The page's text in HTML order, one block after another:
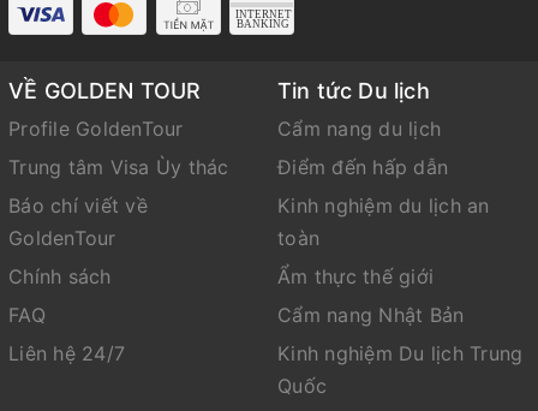
VỀ GOLDEN TOUR
Profile GoldenTour
Trung tâm Visa Ùy thác
Báo chí viết về
GoldenTour
Chính sách
FAQ
Liên hệ 24/7
Tin tức Du lịch
Cẩm nang du lịch
Điểm đến hấp dẫn
Kinh nghiệm du lịch an
toàn
Ẩm thực thế giới
Cẩm nang Nhật Bản
Kinh nghiệm Du lịch Trung
Quốc